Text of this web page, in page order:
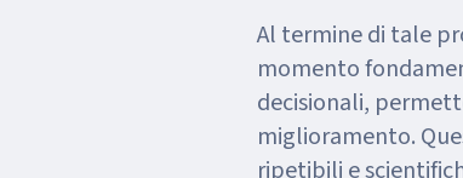
Al termine di tale
momento
decisionali,
miglioramento.
ripetibili e